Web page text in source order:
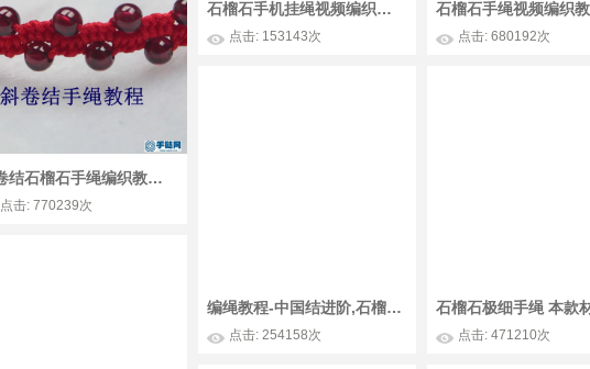
斜卷结石榴石手绳编织教程视频
点击: 770239次
石榴石手机挂绳视频编织教程视频
点击: 153143次 点击: 680192次
编绳教程-中国结进阶,石榴石蛇结红手绳
点击: 254158次 点击: 471210次